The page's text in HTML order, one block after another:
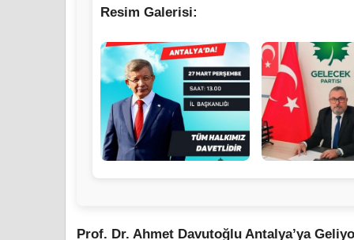
Resim Galerisi:
Prof. Dr. Ahmet Davutoğlu Antalya’ya